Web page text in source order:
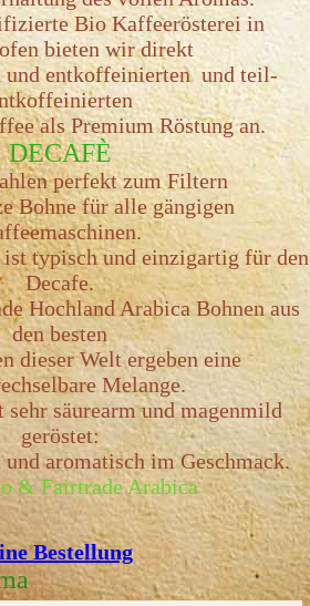
Bio Kaffeerösterei in
bieten wir direkt
und entkoffeinierten und teil-
als Premium Röstung an.
DECAFÈ
perfekt zum Filtern
Bohne für alle gängigen
typisch und einzigartig für den
Decafe.
Hochland Arabica Bohnen aus
den besten
dieser Welt ergeben eine
Melange.
säurearm und magenmild
geröstet:
aromatisch im Geschmack.
& Fairtrade Arabica
Bestellung